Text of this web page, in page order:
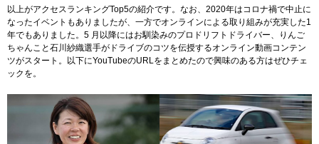
以上がアクセスランキングTop5の紹介です。なお、2020年はコロナ禍で中止に
なったイベントもありましたが、一方でオンラインによる取り組みが充実した1
年でもありました。5 月以降にはお馴染みのプロドリフトドライバー、りんご
ちゃんこと石川紗織選手がドライブのコツを伝授するオンライン動画コンテン
ツがスタート。以下にYouTubeのURLをまとめたので興味のある方はぜひチェ
ックを。